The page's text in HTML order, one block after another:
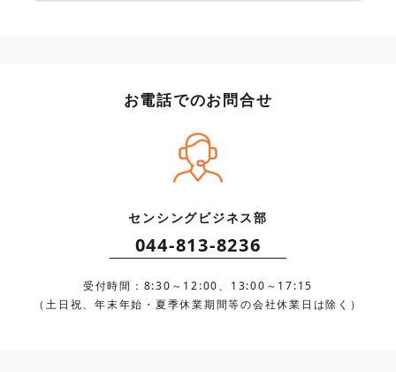
お電話でのお問合せ
センシングビジネス部
044-813-8236
受付時間：8:30～12:00、13:00～17:15
（土日祝、年末年始・夏季休業期間等の会社休業日は除く）